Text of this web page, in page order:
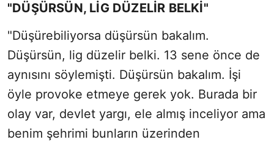
"DÜŞÜRSÜN, LİG DÜZELİR BELKİ"
"Düşürebiliyorsa düşürsün bakalım.
Düşürsün, lig düzelir belki. 13 sene önce de
aynısını söylemişti. Düşürsün bakalım. İşi
öyle provoke etmeye gerek yok. Burada bir
olay var, devlet yargı, ele almış inceliyor ama
benim şehrimi bunların üzerinden